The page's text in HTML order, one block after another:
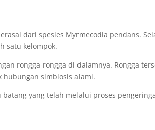
dari spesies Myrmecodia pendans.
satu kelompok.
rongga-rongga di dalamnya. Rongga
simbiosis alami.
yang telah melalui proses